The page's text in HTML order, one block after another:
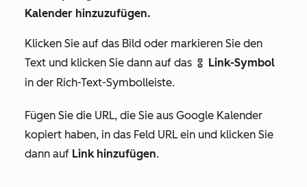
Kalender hinzuzufügen.
Klicken Sie auf das Bild oder markieren Sie den
Text und klicken Sie dann auf das link Link-Symbol
in der Rich-Text-Symbolleiste.
Fügen Sie die URL, die Sie aus Google Kalender
kopiert haben, in das Feld URL ein und klicken Sie
dann auf Link hinzufügen.